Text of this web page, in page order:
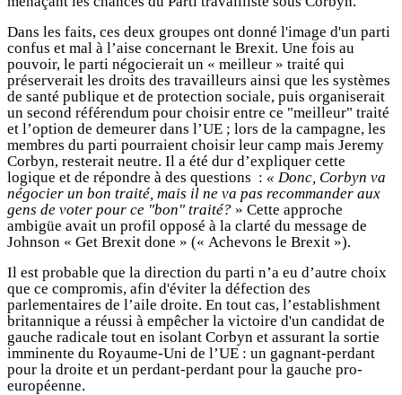
Dans les faits, ces deux groupes ont donné l'image d'un parti
confus et mal à l’aise concernant le Brexit. Une fois au
pouvoir, le parti négocierait un « meilleur » traité qui
préserverait les droits des travailleurs ainsi que les systèmes
de santé publique et de protection sociale, puis organiserait
un second référendum pour choisir entre ce "meilleur" traité
et l’option de demeurer dans l’UE ; lors de la campagne, les
membres du parti pourraient choisir leur camp mais Jeremy
Corbyn, resterait neutre. Il a été dur d’expliquer cette
logique et de répondre à des questions : « Donc, Corbyn va
négocier un bon traité, mais il ne va pas recommander aux
gens de voter pour ce "bon" traité? » Cette approche
ambigüe avait un profil opposé à la clarté du message de
Johnson « Get Brexit done » (« Achevons le Brexit »).
Il est probable que la direction du parti n’a eu d’autre choix
que ce compromis, afin d'éviter la défection des
parlementaires de l’aile droite. En tout cas, l’establishment
britannique a réussi à empêcher la victoire d'un candidat de
gauche radicale tout en isolant Corbyn et assurant la sortie
imminente du Royaume-Uni de l’UE : un gagnant-perdant
pour la droite et un perdant-perdant pour la gauche pro-
européenne.